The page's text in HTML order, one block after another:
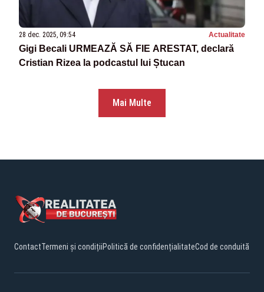
28 dec. 2025, 09:54 Actualitate
Gigi Becali URMEAZĂ SĂ FIE ARESTAT, declară
Cristian Rizea la podcastul lui Ștucan
Mai Multe
ContactTermeni și condițiiPolitică de confidențialitateCod de conduită